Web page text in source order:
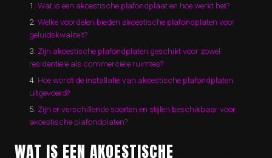
Wat is een akoestische plafondplaat en hoe werkt het?
Welke voordelen bieden akoestische plafondplaten voor
geluidskwaliteit?
Zijn akoestische plafondplaten geschikt voor zowel
residentiële als commerciële ruimtes?
Hoe wordt de installatie van akoestische plafondplaten
uitgevoerd?
Zijn er verschillende soorten en stijlen beschikbaar voor
akoestische plafondplaten?
WAT IS EEN AKOESTISCHE